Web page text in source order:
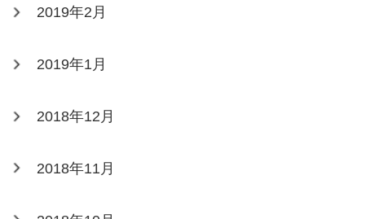
2019年2月
2019年1月
2018年12月
2018年11月